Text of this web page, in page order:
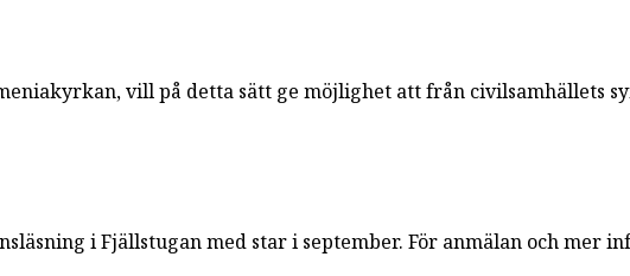
vill på detta sätt ge möjlighet att från civilsamhällets
i Fjällstugan med star i september. För anmälan och mer